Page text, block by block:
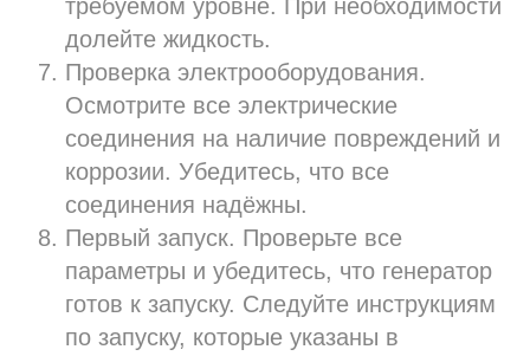
требуемом уровне. При необходимости
долейте жидкость.
Проверка электрооборудования.
Осмотрите все электрические
соединения на наличие повреждений и
коррозии. Убедитесь, что все
соединения надёжны.
Первый запуск. Проверьте все
параметры и убедитесь, что генератор
готов к запуску. Следуйте инструкциям
по запуску, которые указаны в